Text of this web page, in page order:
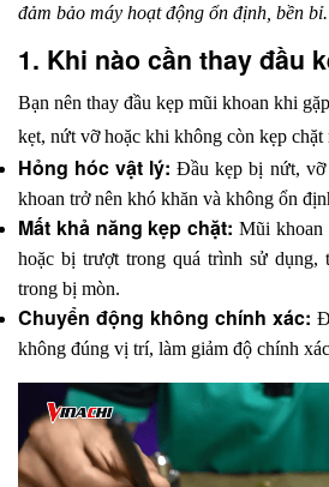
đảm bảo máy hoạt động ổn định, bền bỉ.
1. Khi nào cần thay đầu
Bạn nên thay đầu kẹp mũi khoan khi
kẹt, nứt vỡ hoặc khi không còn kẹp chặt
Hỏng hóc vật lý: Đầu kẹp bị nứt, vỡ
khoan trở nên khó khăn và không ổn
Mất khả năng kẹp chặt: Mũi khoan
hoặc bị trượt trong quá trình sử dụng,
trong bị mòn.
Chuyển động không chính xác:
không đúng vị trí, làm giảm độ chính